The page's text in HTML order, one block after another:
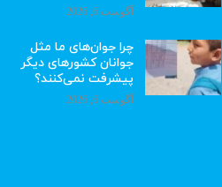
آگوست 6, 2026
چرا جوان‌های ما مثل
جوانان کشورهای دیگر
پیشرفت نمی‌کنند؟
آگوست 6, 2026